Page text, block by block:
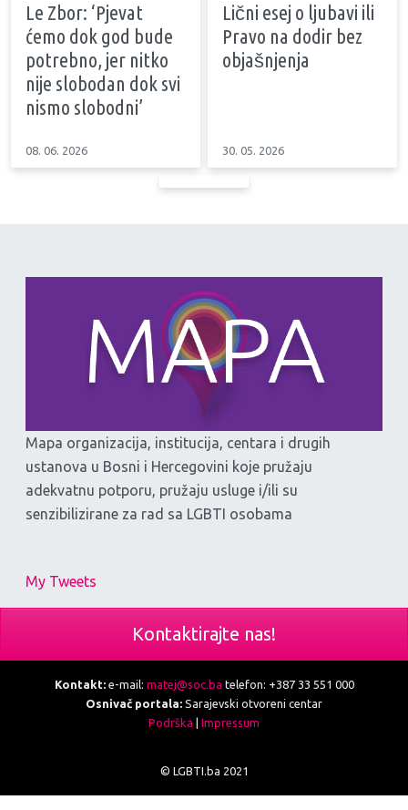
Le Zbor: ‘Pjevat
ćemo dok god bude
potrebno, jer nitko
nije slobodan dok svi
nismo slobodni’
08. 06. 2026
Lični esej o ljubavi ili
Pravo na dodir bez
objašnjenja
30. 05. 2026
Mapa organizacija, institucija, centara i drugih
ustanova u Bosni i Hercegovini koje pružaju
adekvatnu potporu, pružaju usluge i/ili su
senzibilizirane za rad sa LGBTI osobama
My Tweets
Kontaktirajte nas!
Kontakt:e-mail: matej@soc.ba telefon: +387 33 551 000
Osnivač portala: Sarajevski otvoreni centar
Podrška | Impressum
© LGBTI.ba 2021